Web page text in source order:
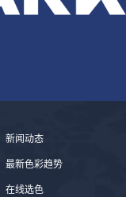
新闻动态
最新色彩趋势
在线选色